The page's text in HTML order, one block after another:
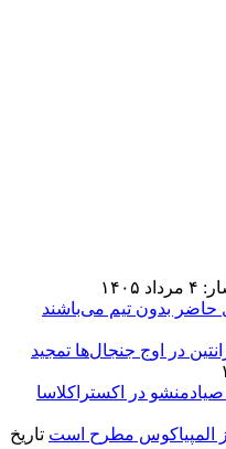
۱۴۰۵
حاضر بدون تیم می‌باشند
در اوج جنجال‌ها تمجید
صیادمنشو در اکستراکلاسا
المپیاکوس مطرح است تاریخ